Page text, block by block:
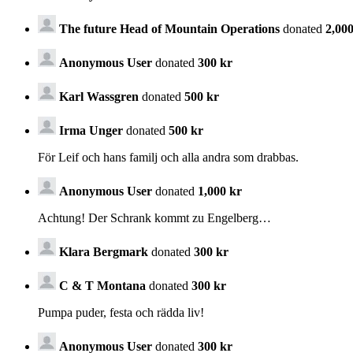
The future Head of Mountain Operations donated
Anonymous User donated 300 kr
Karl Wassgren donated 500 kr
Irma Unger donated 500 kr
För Leif och hans familj och alla andra som drabbas.
Anonymous User donated 1,000 kr
Achtung! Der Schrank kommt zu Engelberg…
Klara Bergmark donated 300 kr
C & T Montana donated 300 kr
Pumpa puder, festa och rädda liv!
Anonymous User donated 300 kr